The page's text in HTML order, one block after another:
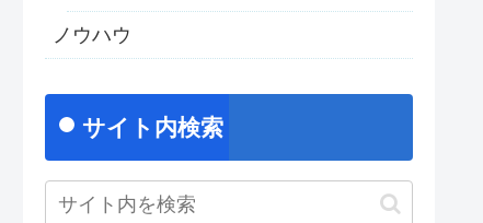
ノウハウ
サイト内検索